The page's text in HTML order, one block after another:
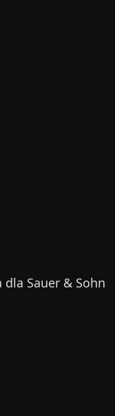
Sauer & Sohn